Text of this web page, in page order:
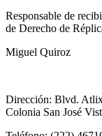
Responsable de
de Derecho de
Miguel Quiroz
Dirección: Blvd.
Colonia San José